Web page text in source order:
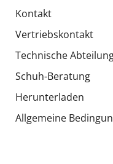
Kontakt
Vertriebskontakt
Technische
Schuh-Beratung
Herunterladen
Allgemeine